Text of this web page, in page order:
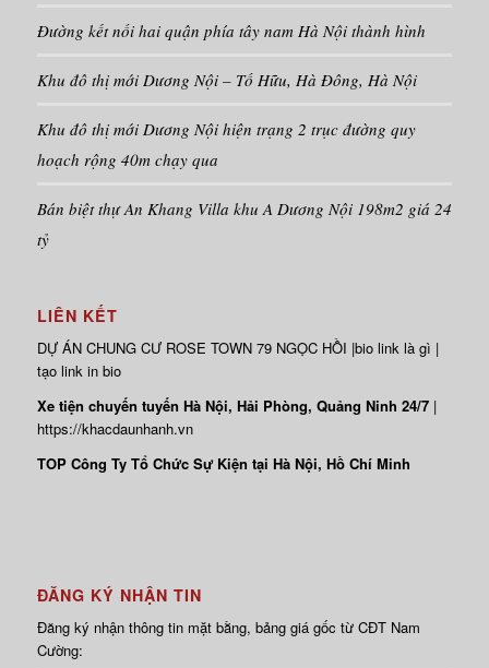
Đường kết nối hai quận phía tây nam Hà Nội thành hình
Khu đô thị mới Dương Nội – Tố Hữu, Hà Đông, Hà Nội
Khu đô thị mới Dương Nội hiện trạng 2 trục đường quy
hoạch rộng 40m chạy qua
Bán biệt thự An Khang Villa khu A Dương Nội 198m2 giá 24
tỷ
LIÊN KẾT
DỰ ÁN CHUNG CƯ ROSE TOWN79 NGỌC HỒI |bio link là gì |
tạo link in bio
Xe tiện chuyến tuyến Hà Nội, Hải Phòng, Quảng Ninh 24/7 |
https://khacdaunhanh.vn
TOP Công Ty Tổ Chức Sự Kiện tại Hà Nội, Hồ Chí Minh
ĐĂNG KÝ NHẬN TIN
Đăng ký nhận thông tin mặt bằng, bảng giá gốc từ CĐT Nam
Cường: